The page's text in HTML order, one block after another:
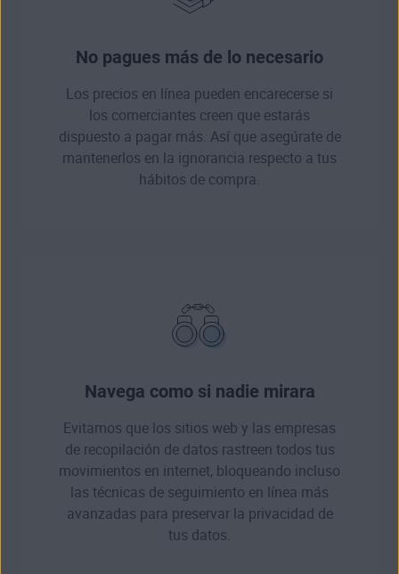
No pagues más de lo necesario
Los precios en línea pueden encarecerse si
los comerciantes creen que estarás
dispuesto a pagar más. Así que asegúrate de
mantenerlos en la ignorancia respecto a tus
hábitos de compra.
Navega como si nadie mirara
Evitamos que los sitios web y las empresas
de recopilación de datos rastreen todos tus
movimientos en internet, bloqueando incluso
las técnicas de seguimiento en línea más
avanzadas para preservar la privacidad de
tus datos.